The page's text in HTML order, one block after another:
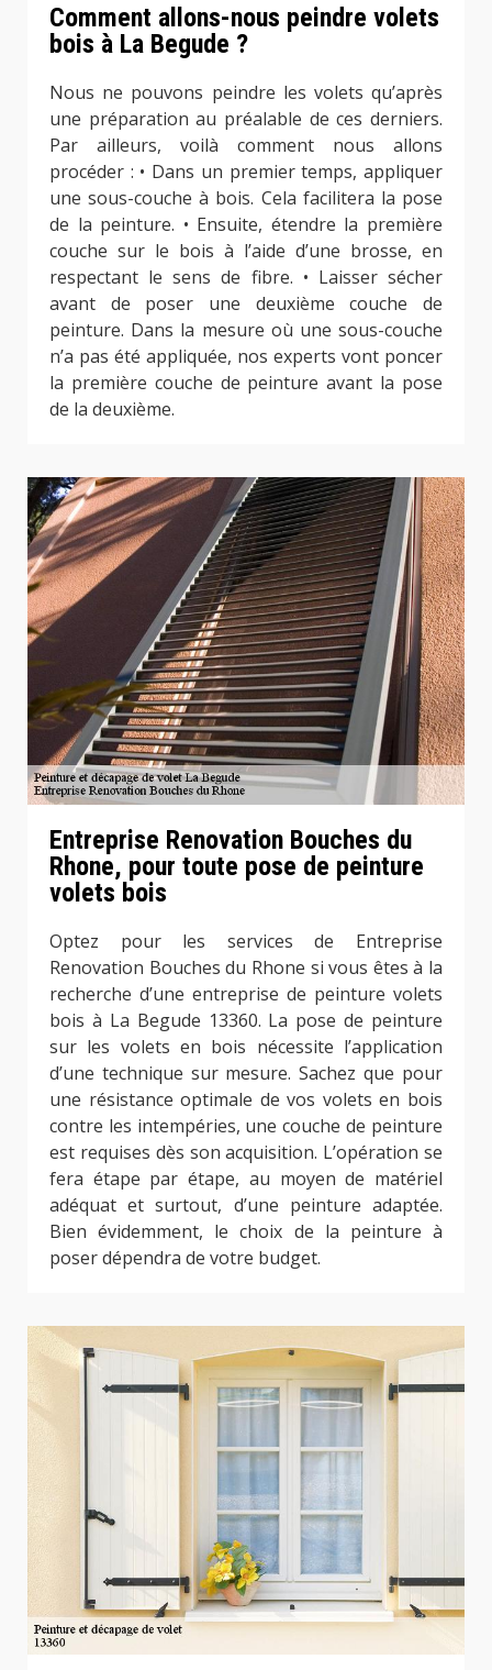
Comment allons-nous peindre volets
bois à La Begude ?
Nous ne pouvons peindre les volets qu’après
une préparation au préalable de ces derniers.
Par ailleurs, voilà comment nous allons
procéder : • Dans un premier temps, appliquer
une sous-couche à bois. Cela facilitera la pose
de la peinture. • Ensuite, étendre la première
couche sur le bois à l’aide d’une brosse, en
respectant le sens de fibre. • Laisser sécher
avant de poser une deuxième couche de
peinture. Dans la mesure où une sous-couche
n’a pas été appliquée, nos experts vont poncer
la première couche de peinture avant la pose
de la deuxième.
Entreprise Renovation Bouches du
Rhone, pour toute pose de peinture
volets bois
Optez pour les services de Entreprise
Renovation Bouches du Rhone si vous êtes à la
recherche d’une entreprise de peinture volets
bois à La Begude 13360. La pose de peinture
sur les volets en bois nécessite l’application
d’une technique sur mesure. Sachez que pour
une résistance optimale de vos volets en bois
contre les intempéries, une couche de peinture
est requises dès son acquisition. L’opération se
fera étape par étape, au moyen de matériel
adéquat et surtout, d’une peinture adaptée.
Bien évidemment, le choix de la peinture à
poser dépendra de votre budget.